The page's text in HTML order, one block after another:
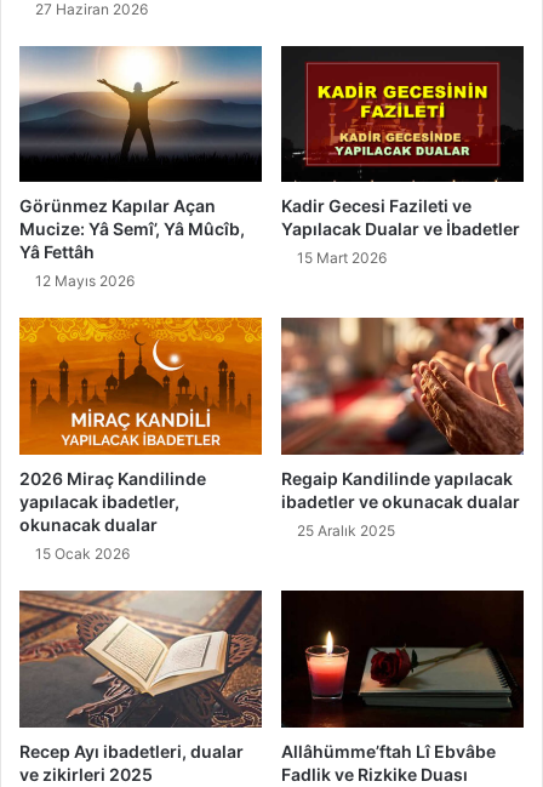
e
s
i
27 Haziran 2026
Görünmez Kapılar Açan
Mucize: Yâ Semî’, Yâ Mûcîb,
Yâ Fettâh
12 Mayıs 2026
Kadir Gecesi Fazileti ve
Yapılacak Dualar ve İbadetler
15 Mart 2026
2026 Miraç Kandilinde
yapılacak ibadetler,
okunacak dualar
15 Ocak 2026
Regaip Kandilinde yapılacak
ibadetler ve okunacak dualar
25 Aralık 2025
Recep Ayı ibadetleri, dualar
ve zikirleri 2025
Allâhümme’ftah Lî Ebvâbe
Fadlik ve Rizkike Duası